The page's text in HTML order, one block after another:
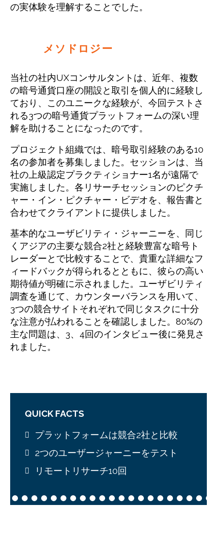
の実体験を理解することでした。
メソドロジー
当社の社内UXコンサルタントは、近年、複数
の暗号通貨口座の開設と取引を個人的に経験し
ており、このユニークな経験が、今回テストさ
れる3つの暗号通貨プラットフォームの深い理
解を助けることになったのです。
プロジェクト組織では、暗号取引経験のある10
名の参加者を募集しました。セッションは、当
社の上級認定プラクティショナー1名が遠隔で
実施しました。各リサーチセッションのピクチ
ャー・イン・ピクチャー・ビデオを、報告書と
合わせてクライアントに提供しました。
基本的なユーザビリティ・ジャーニーを、同じ
くアジアの主要な競合2社と経験豊富な暗号ト
レーダーとで比較することで、貴重な詳細なフ
ィードバックが得られるとともに、彼らの高い
期待値が明確に示されました。ユーザビリティ
調査を通じて、カウンターバランスを用いて、
3つの競合サイトそれぞれで同じタスクに十分
な注意が払われることを確認しました。80%の
主な問題は、3、4回のインタビュー後に発見さ
れました。
QUICK FACTS
プラットフォームは競合2社と比較
2つのユーザージャーニーをテスト
リモートリサーチ10回